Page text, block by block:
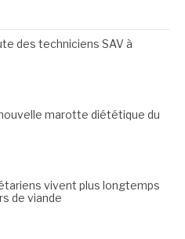
des techniciens SAV à
marotte diététique du
vivent plus longtemps
de viande